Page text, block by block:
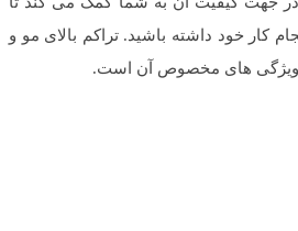
کار خود داشته باشید. تراکم بالای مو و
ویژگی های مخصوص آن است.